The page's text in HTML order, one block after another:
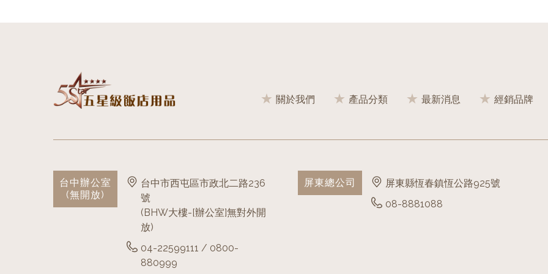
關於我們 產品分類 最新消息 經銷品牌
台中辦公室
(無開放)
台中市西屯區市政北二路236
號
(BHW大樓-[辦公室]無對外開
放)
04-22599111 / 0800-
880999
屏東總公司
屏東縣恆春鎮恆公路925號
08-8881088